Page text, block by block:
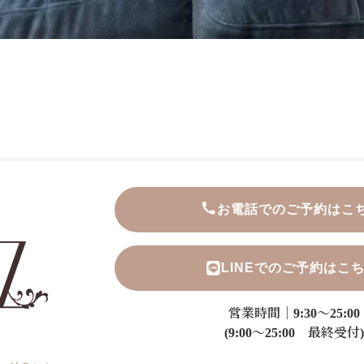
お電話でのご予約はこ
LINEでのご予約はこ
営業時間｜9:30～25:00
(9:00～25:00 最終受付)